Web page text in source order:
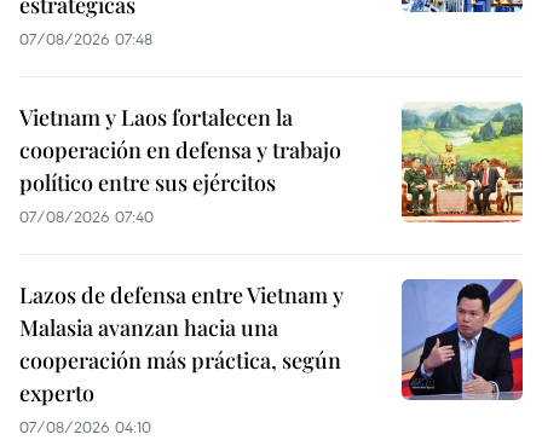
07/08/2026 07:48
Vietnam y Laos fortalecen la
cooperación en defensa y trabajo
político entre sus ejércitos
07/08/2026 07:40
Lazos de defensa entre Vietnam y
Malasia avanzan hacia una
cooperación más práctica, según
experto
07/08/2026 04:10